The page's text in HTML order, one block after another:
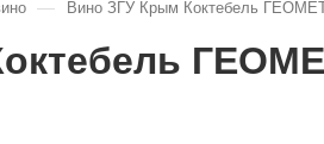
— Вино ЗГУ Крым Коктебель